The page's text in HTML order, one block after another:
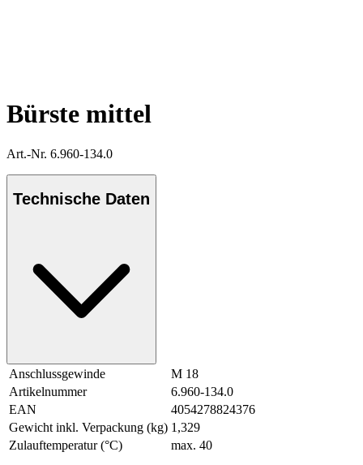
Bürste mittel
Art.-Nr. 6.960-134.0
Technische Daten
Anschlussgewinde
M 18
Artikelnummer
6.960-134.0
EAN
4054278824376
Gewicht inkl. Verpackung (kg) 1,329
Zulauftemperatur (°C)
max. 40